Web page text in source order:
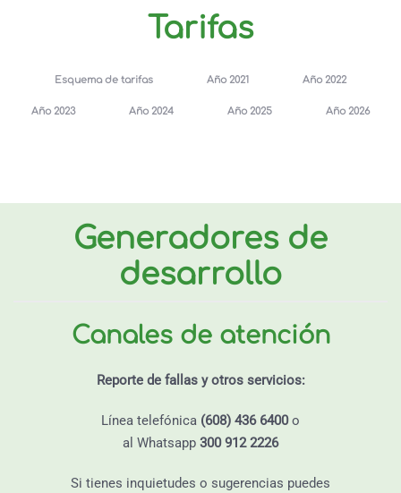
Tarifas
Esquema de tarifas Año 2021 Año 2022
Año 2023 Año 2024 Año 2025 Año 2026
Generadores de
desarrollo
Canales de atención
Reporte de fallas y otros servicios:
Línea telefónica (608) 436 6400o
al Whatsapp 300 912 2226
Si tienes inquietudes o sugerencias puedes